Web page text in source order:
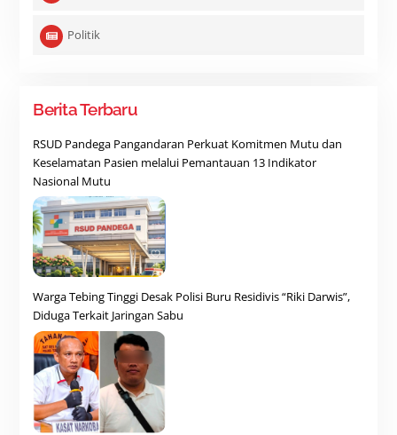
Politik
Berita Terbaru
RSUD Pandega Pangandaran Perkuat Komitmen Mutu dan
Keselamatan Pasien melalui Pemantauan 13 Indikator
Nasional Mutu
Warga Tebing Tinggi Desak Polisi Buru Residivis “Riki Darwis”,
Diduga Terkait Jaringan Sabu